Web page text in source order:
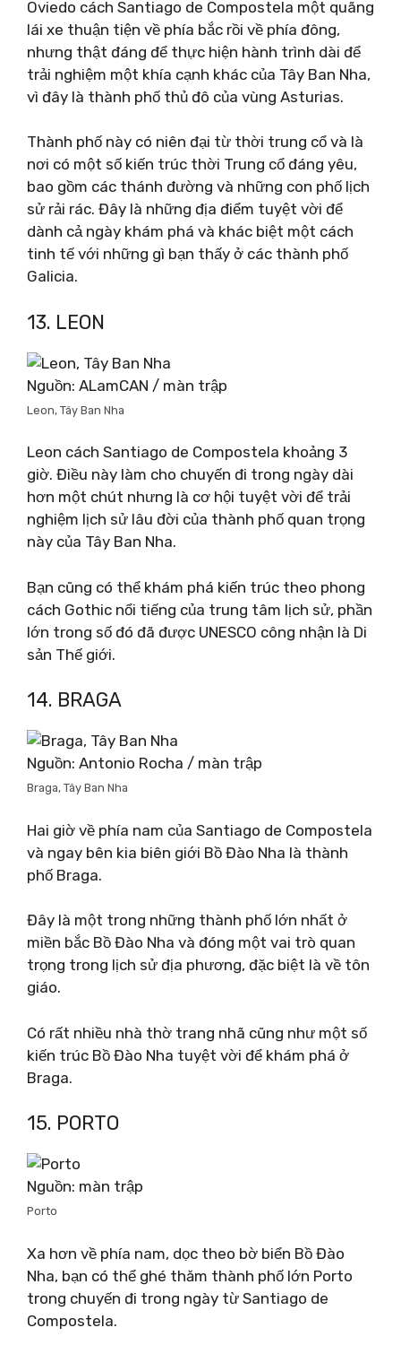
Oviedo cách Santiago de Compostela một quãng
lái xe thuận tiện về phía bắc rồi về phía đông,
nhưng thật đáng để thực hiện hành trình dài để
trải nghiệm một khía cạnh khác của Tây Ban Nha,
vì đây là thành phố thủ đô của vùng Asturias.
Thành phố này có niên đại từ thời trung cổ và là
nơi có một số kiến ​​trúc thời Trung cổ đáng yêu,
bao gồm các thánh đường và những con phố lịch
sử rải rác. Đây là những địa điểm tuyệt vời để
dành cả ngày khám phá và khác biệt một cách
tinh tế với những gì bạn thấy ở các thành phố
Galicia.
13. LEON
Nguồn: ALamCAN / màn trập
Leon, Tây Ban Nha
Leon cách Santiago de Compostela khoảng 3
giờ. Điều này làm cho chuyến đi trong ngày dài
hơn một chút nhưng là cơ hội tuyệt vời để trải
nghiệm lịch sử lâu đời của thành phố quan trọng
này của Tây Ban Nha.
Bạn cũng có thể khám phá kiến ​​trúc theo phong
cách Gothic nổi tiếng của trung tâm lịch sử, phần
lớn trong số đó đã được UNESCO công nhận là Di
sản Thế giới.
14. BRAGA
Nguồn: Antonio Rocha / màn trập
Braga, Tây Ban Nha
Hai giờ về phía nam của Santiago de Compostela
và ngay bên kia biên giới Bồ Đào Nha là thành
phố Braga.
Đây là một trong những thành phố lớn nhất ở
miền bắc Bồ Đào Nha và đóng một vai trò quan
trọng trong lịch sử địa phương, đặc biệt là về tôn
giáo.
Có rất nhiều nhà thờ trang nhã cũng như một số
kiến ​​trúc Bồ Đào Nha tuyệt vời để khám phá ở
Braga.
15. PORTO
Nguồn: màn trập
Porto
Xa hơn về phía nam, dọc theo bờ biển Bồ Đào
Nha, bạn có thể ghé thăm thành phố lớn Porto
trong chuyến đi trong ngày từ Santiago de
Compostela.